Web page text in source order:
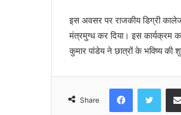
इस अवसर पर राजकीय डिग्री
मंत्रमुग्ध कर दिया। इस कार्यक्रम
कुमार पांडेय ने छात्रों के भविष्य की
Share
Facebook